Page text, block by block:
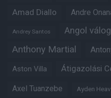
Amad Diallo Andre
Andrey Santos Angol
Anthony Martial
Aston Villa Átigazolási
Axel Tuanzebe Ayden